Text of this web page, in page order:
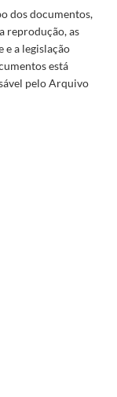
dos documentos,
reprodução, as
e a legislação
está
pelo Arquivo